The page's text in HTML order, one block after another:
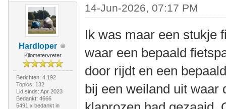
Hardloper
Kilometervreter
Berichten: 4.192
Topics: 132
Lid sinds: Apr 2023
Bedankt: 4666
5491 x bedankt in
14-Jun-2026, 07:17 PM
Ik was maar een stukje
waar een bepaald
door rijdt en een
bij een weiland uit waar